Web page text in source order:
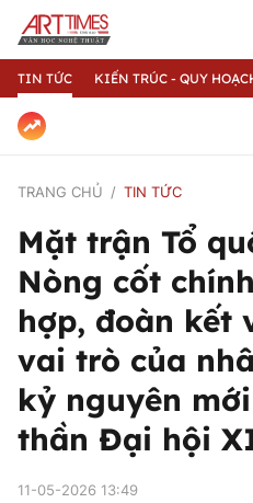
TIN TỨC KIẾN TRÚC - QUY
TRANG CHỦ TIN TỨC
Mặt trận Tổ
Nòng cốt
hợp, đoàn kết
vai trò của
kỷ nguyên
thần Đại hội
11-05-2026 13:49